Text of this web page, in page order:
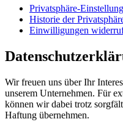
Privatsphäre-
Historie der
Einwilligungen
Wir freuen uns über Ihr
unserem Unternehmen. Für
können wir dabei trotz
Haftung übernehmen.